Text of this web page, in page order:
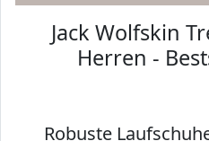
Jack Wolfskin
Herren -
Robuste